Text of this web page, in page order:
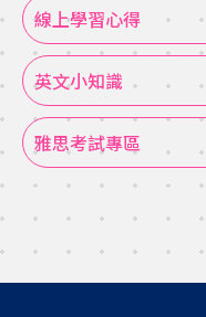
線上學習心得
英文小知識
雅思考試專區